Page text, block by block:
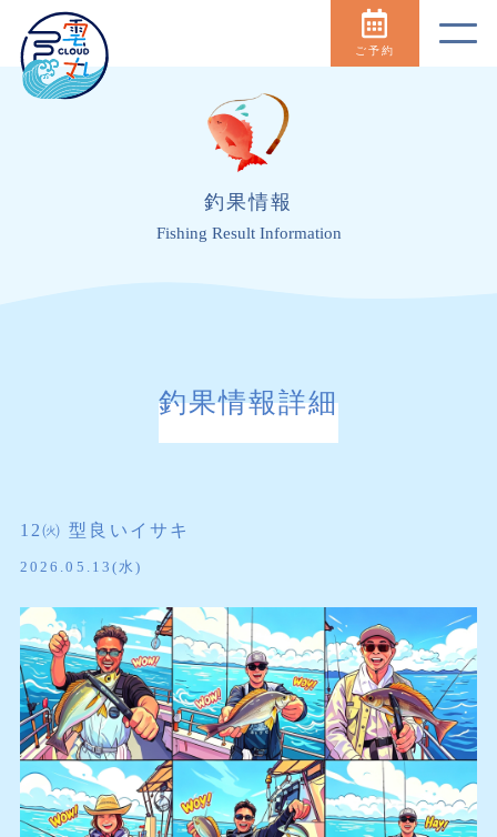
ご予約
釣果情報
Fishing Result Information
釣果情報詳細
12㈫ 型良いイサキ
2026.05.13(水)